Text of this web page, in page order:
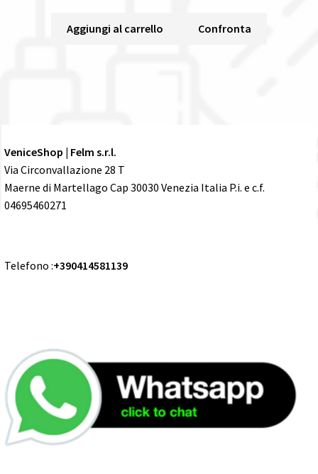
Aggiungi al carrello Confronta
VeniceShop | Felm s.r.l.
Via Circonvallazione 28 T
Maerne di Martellago Cap 30030 Venezia Italia P.i. e c.f.
04695460271
Telefono :+390414581139